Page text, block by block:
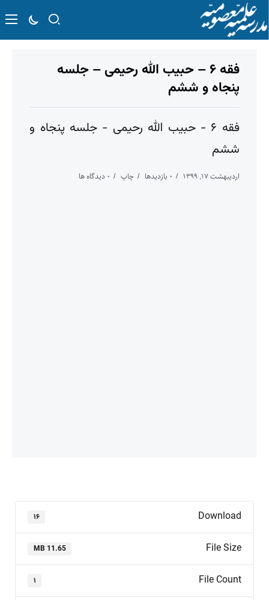
فقه ۶ – حبیب الله رحیمی – جلسه
پنجاه و ششم
فقه ۶ - حبیب الله رحیمی - جلسه پنجاه و
ششم
اردیبهشت ۱۷, ۱۳۹۹ ۰ بازدیدها چاپ ۰ دیدگاه ها
Download ۱۶
File Size
11.65 MB
File Count ۱